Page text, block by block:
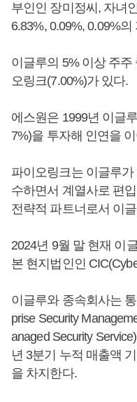
부인인 장미정씨, 자녀
6.83%, 0.09%, 0.09%
이글루의 5% 이상 주주
오링크(7.00%)가 있다.
에스원은 1999년 이글
7%)을 투자해 인연을
파이오링크는 이글루가
수하면서 계열사로 편
전략적 파트너로서 이
2024년 9월 말 현재 이
본 현지법인인
이글루와 종속회사는
prise Security
anaged Security
년 3분기 누적 매출액
을 차지한다.